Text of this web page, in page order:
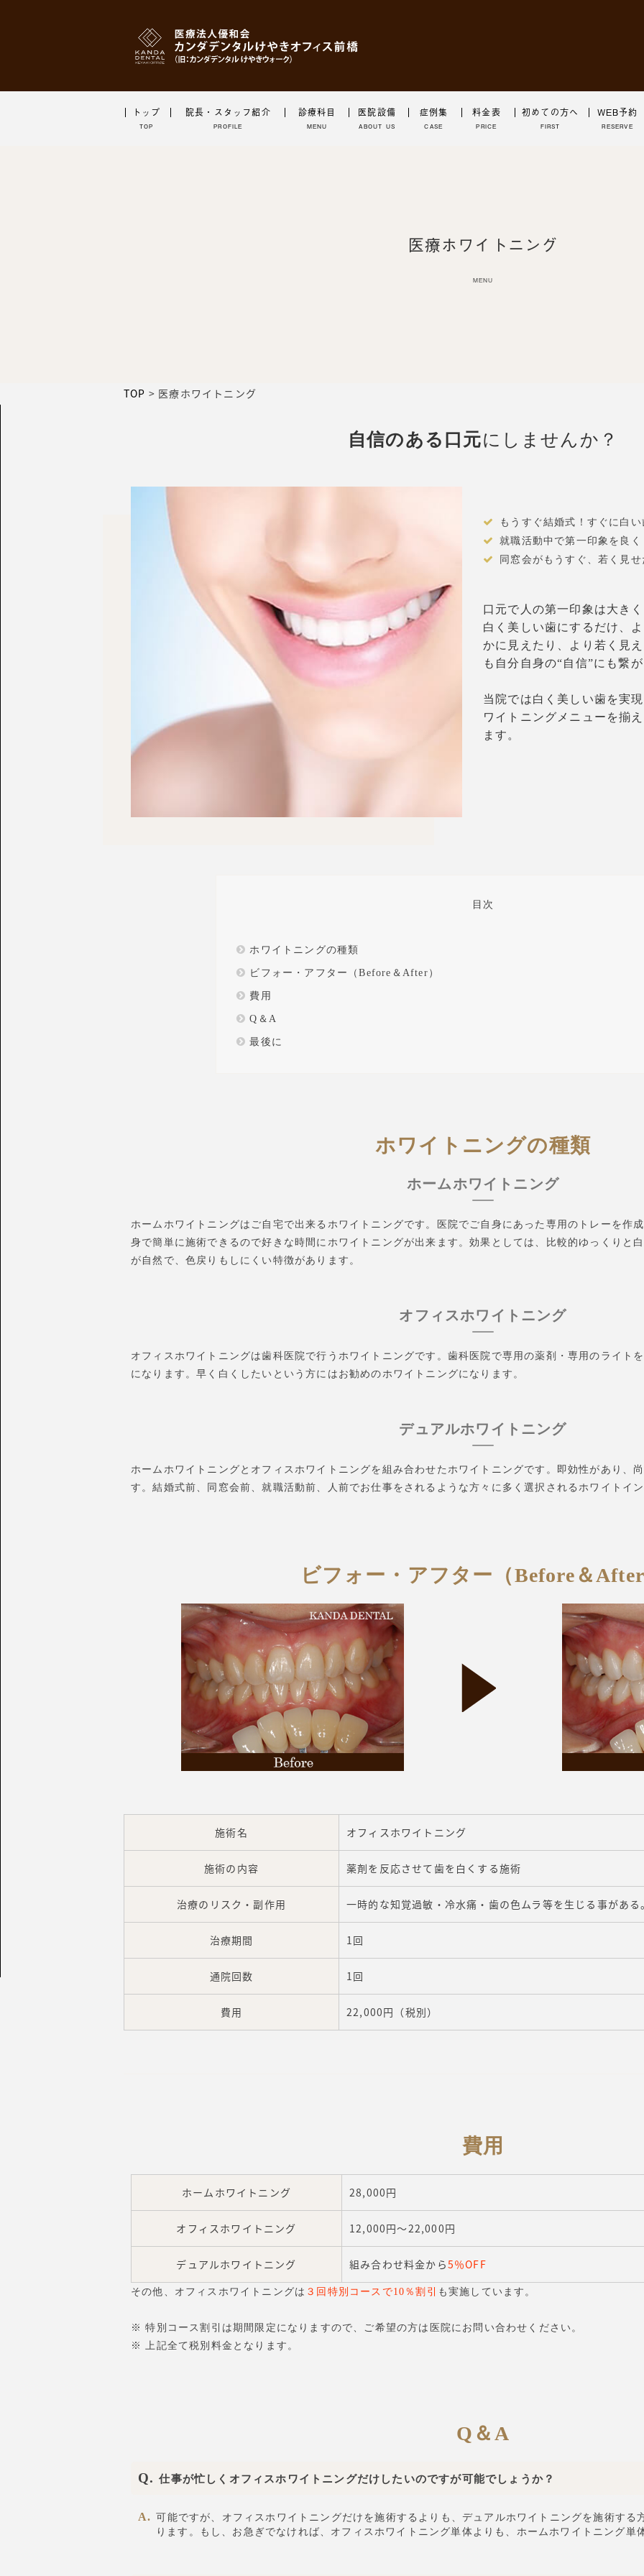
トップ
TOP
院長・スタッフ紹介
PROFILE
診療科目
MENU
医院設備
ABOUT US
症例集
CASE
料金表
PRICE
初めての方へ
FIRST
WEB予約
RESERVE
医療ホワイトニング
MENU
TOP > 医療ホワイトニング
自信のある口元にしませんか？
もうすぐ結婚式！すぐに白
就職活動中で第一印象を良
同窓会がもうすぐ、若く見
口元で人の第一印象は大き
白く美しい歯にするだけ、
かに見えたり、より若く見
も自分自身の“自信”にも繋
当院では白く美しい歯を実
ワイトニングメニューを揃
ます。
目次
ホワイトニングの種類
ビフォー・アフター（Before＆After）
費用
Q＆A
最後に
ホワイトニングの種類
ホームホワイトニング
ホームホワイトニングはご自宅で出来るホワイトニングです。医院でご自身にあった専用のトレーを作
身で簡単に施術できるので好きな時間にホワイトニングが出来ます。効果としては、比較的ゆっくりと
が自然で、色戻りもしにくい特徴があります。
オフィスホワイトニング
オフィスホワイトニングは歯科医院で行うホワイトニングです。歯科医院で専用の薬剤・専用のライト
になります。早く白くしたいという方にはお勧めのホワイトニングになります。
デュアルホワイトニング
ホームホワイトニングとオフィスホワイトニングを組み合わせたホワイトニングです。即効性があり、
す。結婚式前、同窓会前、就職活動前、人前でお仕事をされるような方々に多く選択されるホワイトイ
ビフォー・アフター（Before＆
施術名 オフィスホワイトニング
施術の内容 薬剤を反応させて歯を白くする施術
治療のリスク・副作用 一時的な知覚過敏・冷水痛・歯の色ムラ等を生じる事がある
治療期間 1回
通院回数 1回
費用 22,000円（税別）
費用
ホームホワイトニング 28,000円
オフィスホワイトニング 12,000円～22,000円
デュアルホワイトニング 組み合わせ料金から5％OFF
その他、オフィスホワイトニングは ３回特別コースで10％割引 も実施しています。
※ 特別コース割引は期間限定になりますので、ご希望の方は医院にお問い合わせください。
※ 上記全て税別料金となります。
Q＆A
仕事が忙しくオフィスホワイトニングだけしたいのですが可能でしょうか？
可能ですが、オフィスホワイトニングだけを施術するよりも、デュアルホワイトニングを施術する
ります。もし、お急ぎでなければ、オフィスホワイトニング単体よりも、ホームホワイトニング単